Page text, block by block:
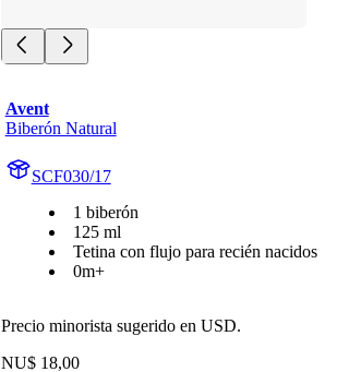
Avent
Biberón Natural
SCF030/17
1 biberón
125 ml
Tetina con flujo para recién nacidos
0m+
Precio minorista sugerido en USD.
NU$ 18,00